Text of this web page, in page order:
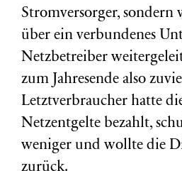
Stromversorger, sondern
über ein verbundenes
Netzbetreiber
zum Jahresende also
Letztverbraucher hatte
Netzentgelte bezahlt,
weniger und wollte die
zurück.